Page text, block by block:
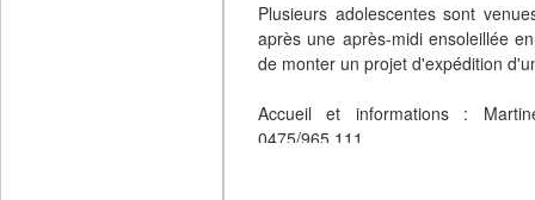
Plusieurs adolescentes sont
après une après-midi ensoleillée
de monter un projet d'expédition
Accueil et informations :
0475/965.111